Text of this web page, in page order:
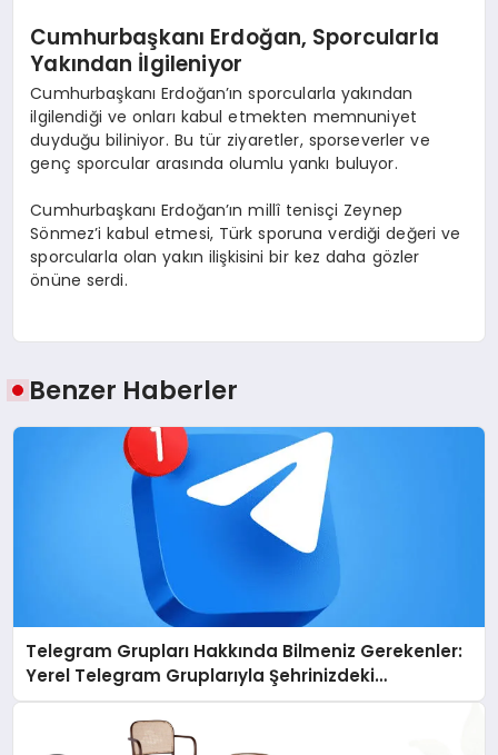
Cumhurbaşkanı Erdoğan, Sporcularla
Yakından İlgileniyor
Cumhurbaşkanı Erdoğan’ın sporcularla yakından
ilgilendiği ve onları kabul etmekten memnuniyet
duyduğu biliniyor. Bu tür ziyaretler, sporseverler ve
genç sporcular arasında olumlu yankı buluyor.
Cumhurbaşkanı Erdoğan’ın millî tenisçi Zeynep
Sönmez’i kabul etmesi, Türk sporuna verdiği değeri ve
sporcularla olan yakın ilişkisini bir kez daha gözler
önüne serdi.
Benzer Haberler
Telegram Grupları Hakkında Bilmeniz Gerekenler:
Yerel Telegram Gruplarıyla Şehrinizdeki
Topluluklara Ulaşın